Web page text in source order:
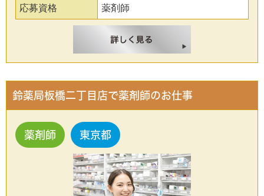
応募資格 薬剤師
鈴薬局板橋二丁目店で薬剤師のお仕事
薬剤師 東京都